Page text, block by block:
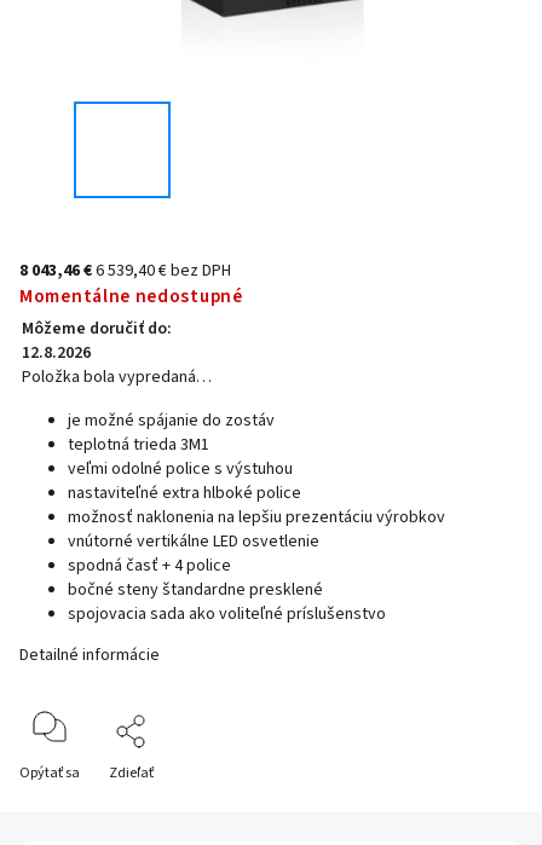
8 043,46 €6 539,40 € bez DPH
Momentálne nedostupné
Môžeme doručiť do:
12.8.2026
Položka bola vypredaná…
je možné spájanie do zostáv
teplotná trieda 3M1
veľmi odolné police s výstuhou
nastaviteľné extra hlboké police
možnosť naklonenia na lepšiu prezentáciu výrobkov
vnútorné vertikálne LED osvetlenie
spodná časť + 4 police
bočné steny štandardne presklené
spojovacia sada ako voliteľné príslušenstvo
Detailné informácie
Opýtať sa Zdieľať